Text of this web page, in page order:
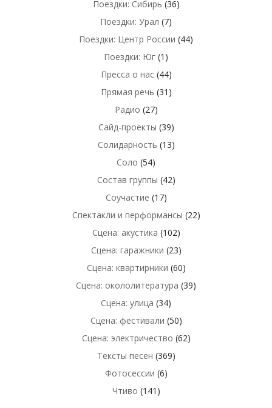
Поездки: Сибирь (36)
Поездки: Урал (7)
Поездки: Центр России (44)
Поездки: Юг (1)
Пресса о нас(44)
Прямая речь (31)
Радио (27)
Сайд-проекты (39)
Солидарность (13)
Соло (54)
Состав группы (42)
Соучастие (17)
Спектакли и перформансы (22)
Сцена: акустика (102)
Сцена: гаражники (23)
Сцена: квартирники (60)
Сцена: окололитература (39)
Сцена: улица (34)
Сцена: фестивали (50)
Сцена: электричество (62)
Тексты песен (369)
Фотосессии (6)
Чтиво (141)